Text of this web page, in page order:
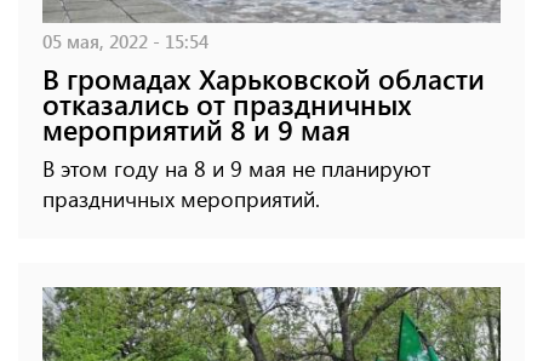
05 мая, 2022 - 15:54
В громадах Харьковской области
отказались от праздничных
мероприятий 8 и 9 мая
В этом году на 8 и 9 мая не планируют
праздничных мероприятий.